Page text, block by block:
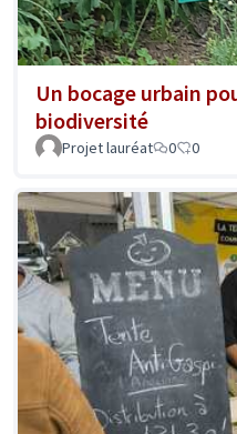
Un bocage urbain
biodiversité
Projet lauréat 0 0